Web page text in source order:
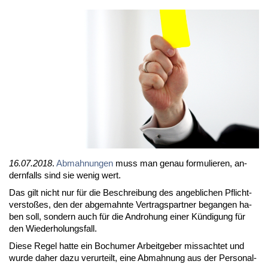
16.07.2018. Ab­mah­nun­gen muss man ge­nau for­mu­lie­ren, an­
dern­falls sind sie we­nig wert.
Das gilt nicht nur für die Be­schrei­bung des an­geb­li­chen Pflicht­
ver­sto­ßes, den der ab­ge­mahn­te Ver­trags­part­ner be­gan­gen ha­
ben soll, son­dern auch für die An­dro­hung ei­ner Kün­di­gung für
den Wie­der­ho­lungs­fall.
Die­se Re­gel hat­te ein Bo­chu­mer Ar­beit­ge­ber miss­ach­tet und
wur­de da­her da­zu ver­ur­teilt, ei­ne Ab­mah­nung aus der Per­so­nal­